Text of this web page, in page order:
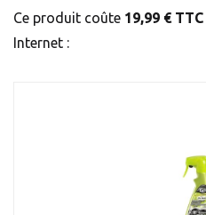
Ce produit coûte 19,99 € TTC
Internet :